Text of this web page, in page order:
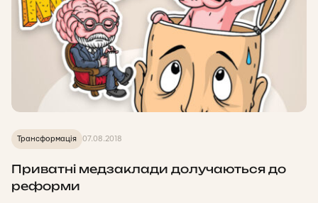
Трансформація 07.08.2018
Приватні медзаклади долучаються до
реформи